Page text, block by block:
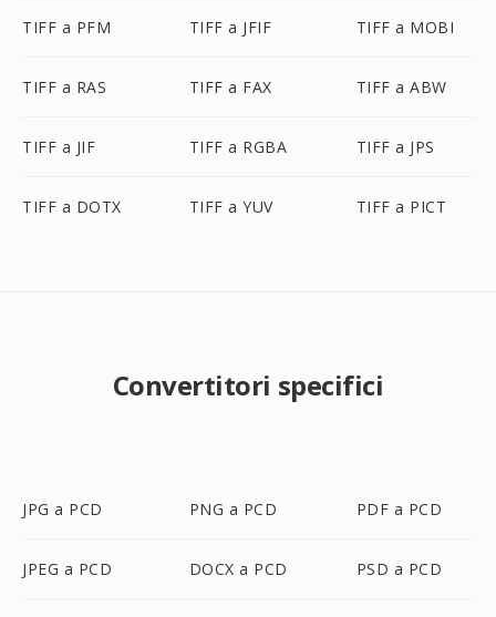
TIFF a PFM TIFF a JFIF TIFF a MOBI
TIFF a RAS TIFF a FAX TIFF a ABW
TIFF a JIF TIFF a RGBA TIFF a JPS
TIFF a DOTX TIFF a YUV TIFF a PICT
Convertitori specifici
JPG a PCD PNG a PCD PDF a PCD
JPEG a PCD DOCX a PCD PSD a PCD